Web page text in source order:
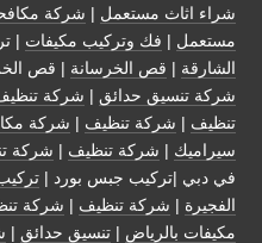
شراء اثاث مستعمل | شركة
مستعمل | فك وتركيب مكيفات |
الشارقة | قص الخرسانة | قص
شركة تنسيق حدائق | شركة
تنظيف | شركة تنظيف | شركة
سيراميك | شركة تنظيف | شركة
في دبي |تركيب جبس بورد |
الفجيرة | شركة تنظيف | شركة
مكيفات بالرياض | تنسيق حدائق |